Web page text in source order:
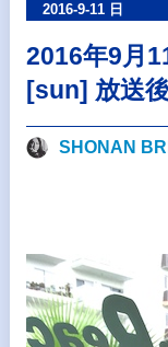
2016-9-11 日
2016年9月
[sun] 放送
SHONAN